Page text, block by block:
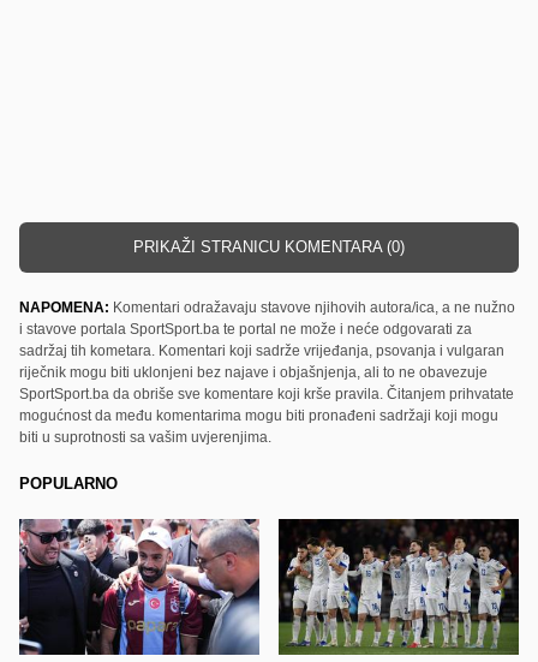
PRIKAŽI STRANICU KOMENTARA (0)
NAPOMENA: Komentari odražavaju stavove njihovih autora/ica, a ne nužno
i stavove portala SportSport.ba te portal ne može i neće odgovarati za
sadržaj tih kometara. Komentari koji sadrže vrijeđanja, psovanja i vulgaran
riječnik mogu biti uklonjeni bez najave i objašnjenja, ali to ne obavezuje
SportSport.ba da obriše sve komentare koji krše pravila. Čitanjem prihvatate
mogućnost da među komentarima mogu biti pronađeni sadržaji koji mogu
biti u suprotnosti sa vašim uvjerenjima.
POPULARNO